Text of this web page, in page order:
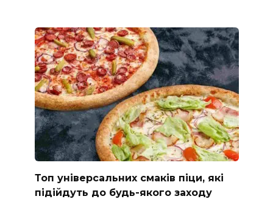
Топ універсальних смаків піци, які
підійдуть до будь-якого заходу